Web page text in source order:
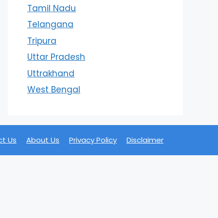
Tamil Nadu
Telangana
Tripura
Uttar Pradesh
Uttrakhand
West Bengal
Us About Us Privacy Policy Disclaimer